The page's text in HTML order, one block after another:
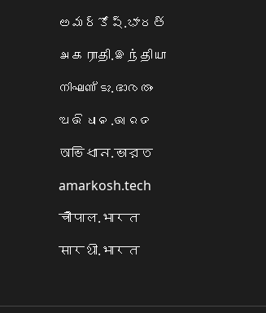
అమర్కోష్.భారత్
அகராதி.இந்தியா
നിഘണ്ടു.ഭാരതം
ଅଭିଧାନ.ଭାରତ
অভিধান.ভারত
amarkosh.tech
चौपाल.भारत
सारथी.भारत